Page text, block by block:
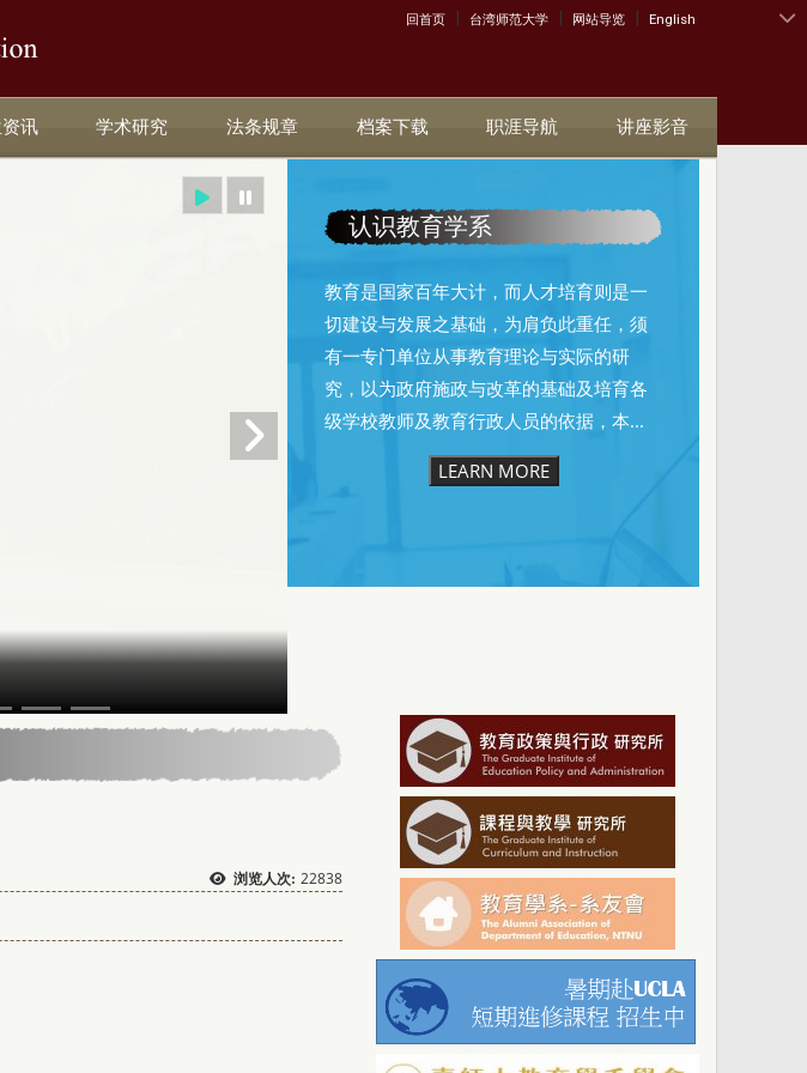
:::
回首页 | 台湾师范大学 | 网站导览 | English
讯 学术研究 法条规章 档案下载 职涯导航 讲座影音
认识教育学系
教育是国家百年大计，而人才培育则是一
切建设与发展之基础，为肩负此重任，须
有一专门单位从事教育理论与实际的研
究，以为政府施政与改革的基础及培育各
级学校教师及教育行政人员的依据，本...
LEARN MORE
浏览人次: 22838